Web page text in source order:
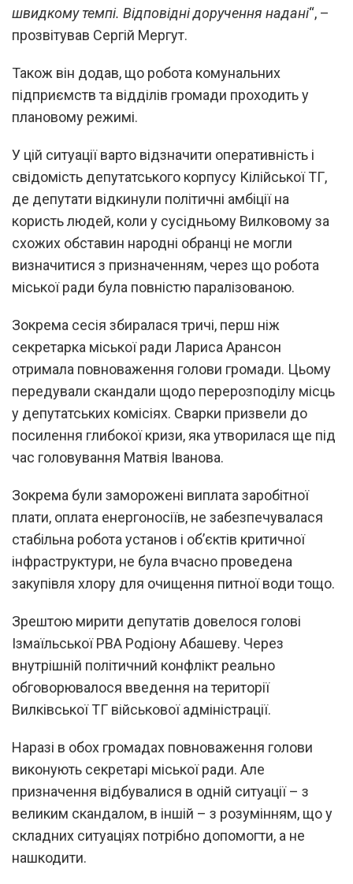
швидкому темпі. Відповідні доручення надані“, –
прозвітував Сергій Мергут.
Також він додав, що робота комунальних
підприємств та відділів громади проходить у
плановому режимі.
У цій ситуації варто відзначити оперативність і
свідомість депутатського корпусу Кілійської ТГ,
де депутати відкинули політичні амбіції на
користь людей, коли у сусідньому Вилковому за
схожих обставин народні обранці не могли
визначитися з призначенням, через що робота
міської ради була повністю паралізованою.
Зокрема сесія збиралася тричі, перш ніж
секретарка міської ради Лариса Арансон
отримала повноваження голови громади. Цьому
передували скандали щодо перерозподілу місць
у депутатських комісіях. Сварки призвели до
посилення глибокої кризи, яка утворилася ще під
час головування Матвія Іванова.
Зокрема були заморожені виплата заробітної
плати, оплата енергоносіїв, не забезпечувалася
стабільна робота установ і об’єктів критичної
інфраструктури, не була вчасно проведена
закупівля хлору для очищення питної води тощо.
Зрештою мирити депутатів довелося голові
Ізмаїльської РВА Родіону Абашеву. Через
внутрішній політичний конфлікт реально
обговорювалося введення на території
Вилківської ТГ військової адміністрації.
Наразі в обох громадах повноваження голови
виконують секретарі міської ради. Але
призначення відбувалися в одній ситуації – з
великим скандалом, в іншій – з розумінням, що у
складних ситуаціях потрібно допомогти, а не
нашкодити.